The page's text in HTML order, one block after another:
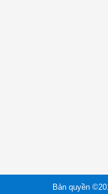
Bản quyền